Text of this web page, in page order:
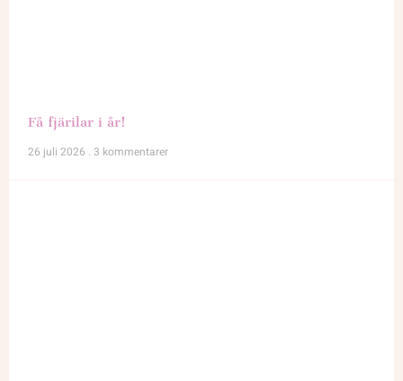
Få fjärilar i år!
26 juli 2026
3 kommentarer